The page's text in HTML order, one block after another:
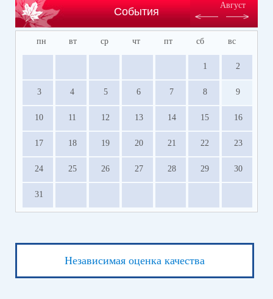
События
Август
пн вт ср чт пт сб вс
1 2
3 4 5 6 7 8 9
10 11 12 13 14 15 16
17 18 19 20 21 22 23
24 25 26 27 28 29 30
31
Независимая оценка качества